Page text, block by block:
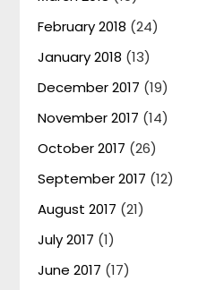
February 2018 (24)
January 2018 (13)
December 2017 (19)
November 2017 (14)
October 2017 (26)
September 2017 (12)
August 2017 (21)
July 2017 (1)
June 2017 (17)